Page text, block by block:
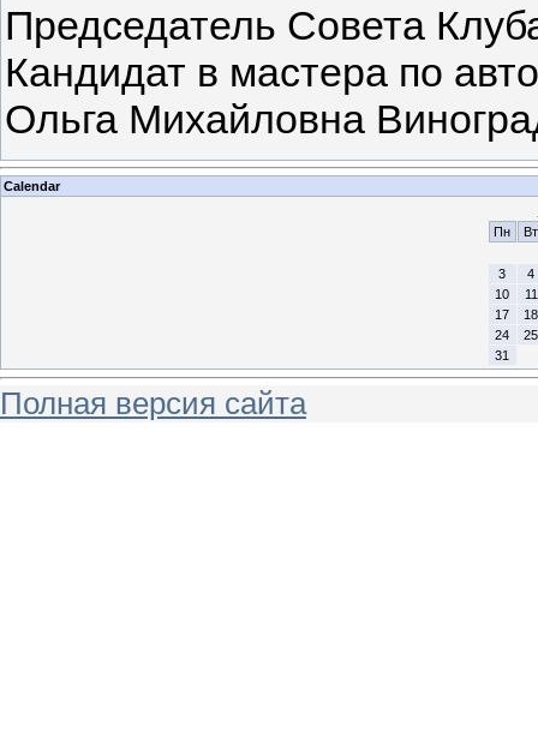
Председатель Совета
Кандидат в мастера по
Ольга Михайловна
Calendar
Пн
Вт
3
4
10
11
17
18
24
25
31
Полная версия сайта